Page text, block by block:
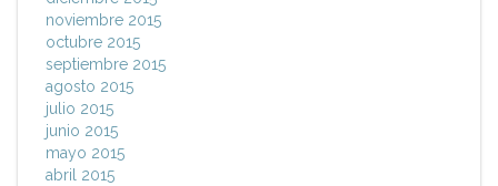
noviembre 2015
octubre 2015
septiembre 2015
agosto 2015
julio 2015
junio 2015
mayo 2015
abril 2015